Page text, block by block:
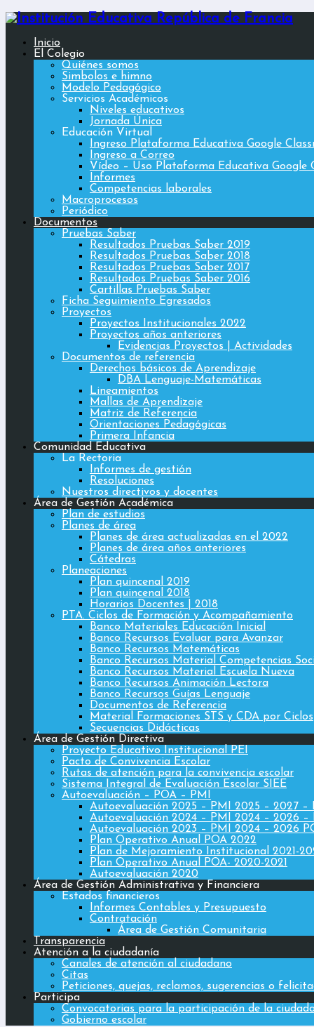
Inicio
El Colegio
Quiénes somos
Simbolos e himno
Modelo Pedagógico
Servicios Académicos
Niveles educativos
Jornada Única
Educación Virtual
Ingreso Plataforma Educativa Google
Ingreso a Correo
Vídeo – Uso Plataforma Educativa Google
Informes
Competencias laborales
Macroprocesos
Periódico
Documentos
Pruebas Saber
Resultados Pruebas Saber 2019
Resultados Pruebas Saber 2018
Resultados Pruebas Saber 2017
Resultados Pruebas Saber 2016
Cartillas Pruebas Saber
Ficha Seguimiento Egresados
Proyectos
Proyectos Institucionales 2022
Proyectos años anteriores
Evidencias Proyectos | Actividades
Documentos de referencia
Derechos básicos de Aprendizaje
DBA Lenguaje-Matemáticas
Lineamientos
Mallas de Aprendizaje
Matriz de Referencia
Orientaciones Pedagógicas
Primera Infancia
Comunidad Educativa
La Rectoria
Informes de gestión
Resoluciones
Nuestros directivos y docentes
Área de Gestión Académica
Plan de estudios
Planes de área
Planes de área actualizadas en el 2022
Planes de área años anteriores
Cátedras
Planeaciones
Plan quincenal 2019
Plan quincenal 2018
Horarios Docentes | 2018
PTA. Ciclos de Formación y Acompañamiento
Banco Materiales Educación Inicial
Banco Recursos Evaluar para Avanzar
Banco Recursos Matemáticas
Banco Recursos Material Competencias
Banco Recursos Material Escuela Nueva
Banco Recursos Animación Lectora
Banco Recursos Guías Lenguaje
Documentos de Referencia
Material Formaciones STS y CDA por Ciclos
Secuencias Didácticas
Área de Gestión Directiva
Proyecto Educativo Institucional PEI
Pacto de Convivencia Escolar
Rutas de atención para la convivencia escolar
Sistema Integral de Evaluación Escolar SIEE
Autoevaluación – POA – PMI
Autoevaluación 2025 – PMI 2025 – 2027 –
Autoevaluación 2024 – PMI 2024 – 2026 –
Autoevaluación 2023 – PMI 2024 – 2026
Plan Operativo Anual POA 2022
Plan de Mejoramiento Institucional 2021-
Plan Operativo Anual POA- 2020-2021
Autoevaluación 2020
Área de Gestión Administrativa y Financiera
Estados financieros
Informes Contables y Presupuesto
Contratación
Área de Gestión Comunitaria
Transparencia
Atención a la ciudadanía
Canales de atención al ciudadano
Citas
Peticiones, quejas, reclamos, sugerencias o
Participa
Convocatorias para la participación de la
Gobierno escolar